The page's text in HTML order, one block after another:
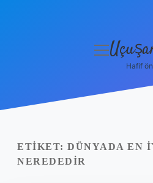
Yasal Uyarı
menüyü
Hafif
ETIKET: DÜNYADA EN
NEREDEDIR